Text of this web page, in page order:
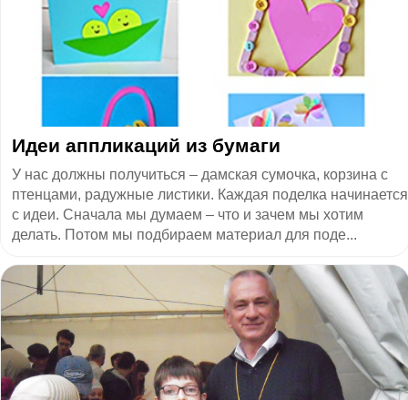
Идеи аппликаций из бумаги
У нас должны получиться – дамская сумочка, корзина с
птенцами, радужные листики. Каждая поделка начинается
с идеи. Сначала мы думаем – что и зачем мы хотим
делать. Потом мы подбираем материал для поде...